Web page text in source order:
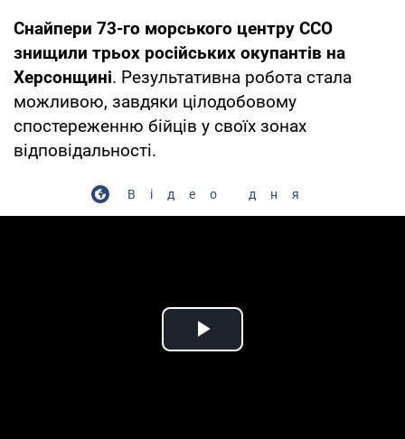
Снайпери 73-го морського центру ССО
знищили трьох російських окупантів на
Херсонщині. Результативна робота стала
можливою, завдяки цілодобовому
спостереженню бійців у своїх зонах
відповідальності.
Відео дня
Play Video